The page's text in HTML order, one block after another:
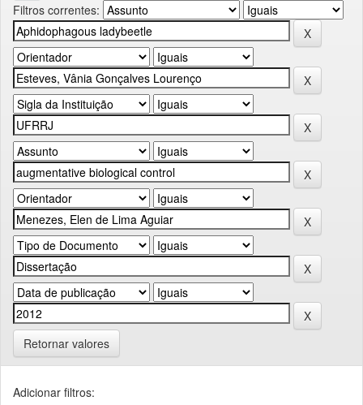
Filtros correntes:
Retornar valores
Adicionar filtros: